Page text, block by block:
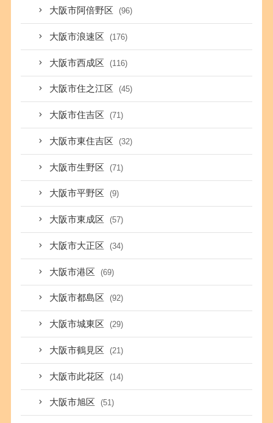
大阪市阿倍野区 (96)
大阪市浪速区 (176)
大阪市西成区 (116)
大阪市住之江区 (45)
大阪市住吉区 (71)
大阪市東住吉区 (32)
大阪市生野区 (71)
大阪市平野区 (9)
大阪市東成区 (57)
大阪市大正区 (34)
大阪市港区 (69)
大阪市都島区 (92)
大阪市城東区 (29)
大阪市鶴見区 (21)
大阪市此花区 (14)
大阪市旭区 (51)